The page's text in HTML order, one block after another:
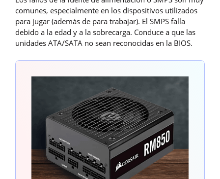
comunes, especialmente en los dispositivos utilizados
para jugar (además de para trabajar). El SMPS falla
debido a la edad y a la sobrecarga. Conduce a que las
unidades ATA/SATA no sean reconocidas en la BIOS.